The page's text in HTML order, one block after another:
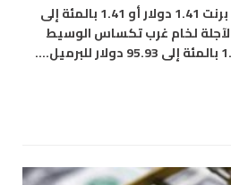
صعدت العقود الآجلة لخام برنت 1.41 دولار أو 1.41 بالمئة إلى
الآجلة لخام غرب تكساس الوسيط